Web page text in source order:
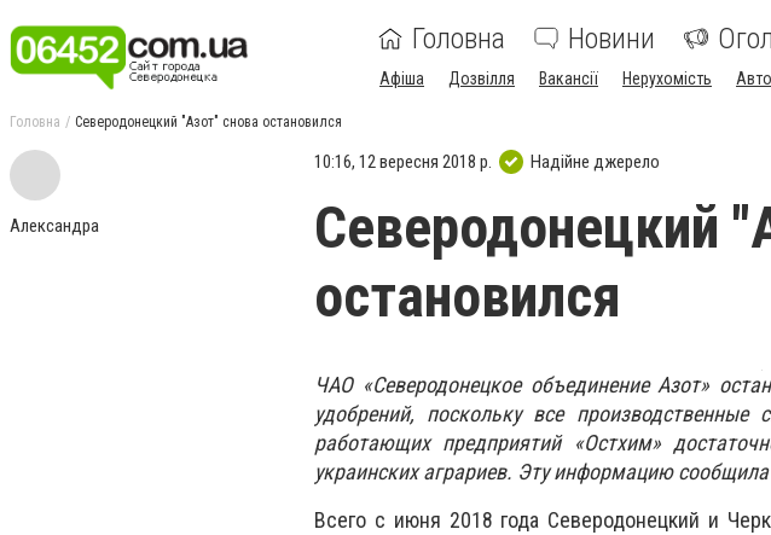
Головна Новини
Афіша Дозвілля Вакансії Нерухомість
Головна Северодонецкий "Азот" снова остановился
Александра
10:16, 12 вересня 2018 р. Надійне джерело
Северодонецкий
остановился
ЧАО «Северодонецкое объединение Азот»
удобрений, поскольку все
работающих предприятий «Остхим»
украинских аграриев. Эту информацию
Всего с июня 2018 года Северодонецкий и